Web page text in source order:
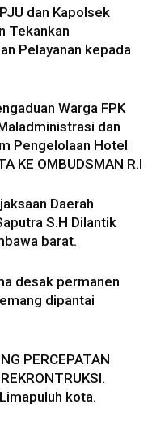
dan Kapolsek
Tekankan
Pelayanan kepada
Warga FPK
dan
Pengelolaan Hotel
KE OMBUDSMAN R.I
Daerah
S.H Dilantik
barat.
desak permanen
dipantai
PERCEPATAN
kota.